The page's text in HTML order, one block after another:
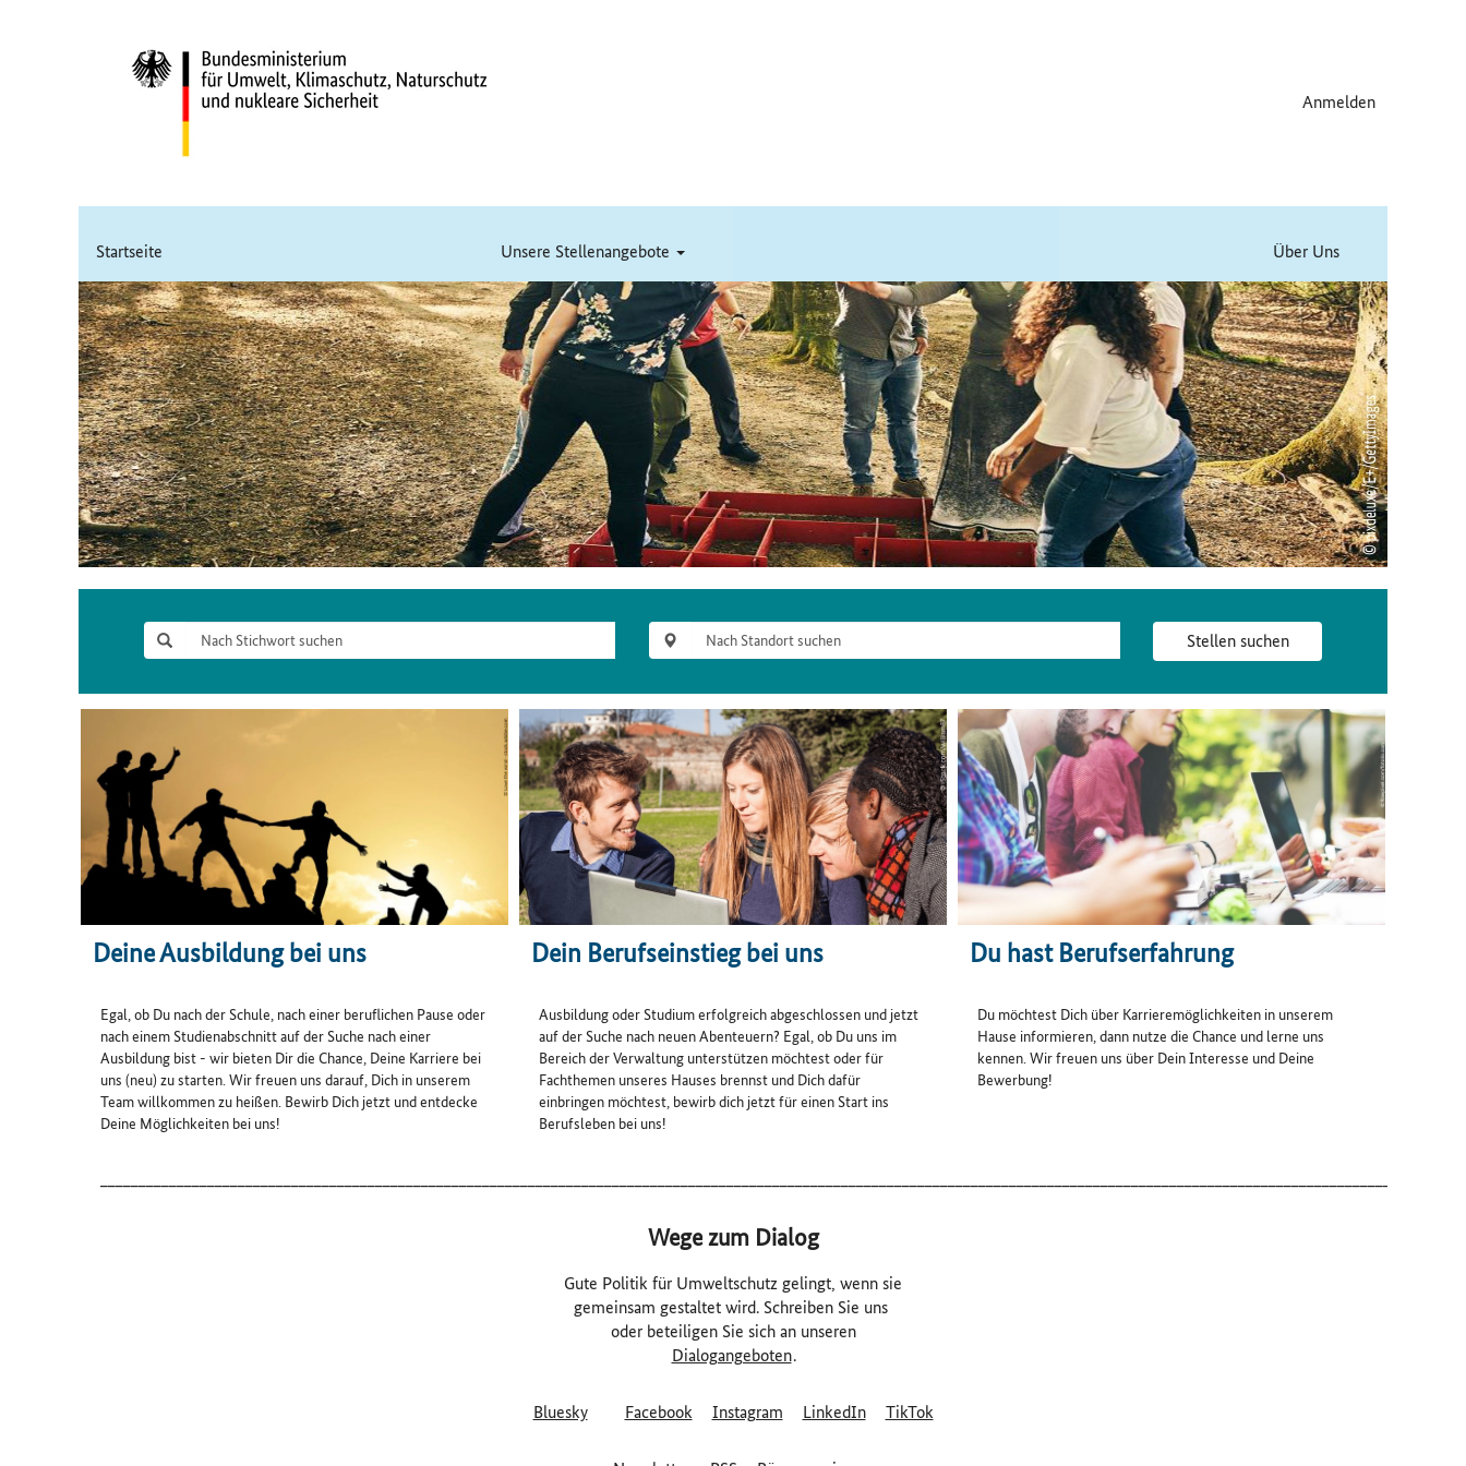
Anmelden
Startseite Unsere Stellenangebote Über Uns
Stellen suchen
Deine Ausbildung bei uns
Egal, ob Du nach der Schule, nach einer beruflichen Pause oder
nach einem Studienabschnitt auf der Suche nach einer
Ausbildung bist - wir bieten Dir die Chance, Deine Karriere bei
uns (neu) zu starten. Wir freuen uns darauf, Dich in unserem
Team willkommen zu heißen. Bewirb Dich jetzt und entdecke
Deine Möglichkeiten bei uns!
Dein Berufseinstieg bei uns
Ausbildung oder Studium erfolgreich abgeschlossen und jetzt
auf der Suche nach neuen Abenteuern? Egal, ob Du uns im
Bereich der Verwaltung unterstützen möchtest oder für
Fachthemen unseres Hauses brennst und Dich dafür
einbringen möchtest, bewirb dich jetzt für einen Start ins
Berufsleben bei uns!
Du hast Berufserfahrung
Du möchtest Dich über Karrieremöglichkeiten in unserem
Hause informieren, dann nutze die Chance und lerne uns
kennen. Wir freuen uns über Dein Interesse und Deine
Bewerbung!
Wege zum Dialog
Gute Politik für Umweltschutz gelingt, wenn sie
gemeinsam gestaltet wird. Schreiben Sie uns
oder beteiligen Sie sich an unseren
Dialogangeboten.
Bluesky Facebook Instagram LinkedIn TikTok